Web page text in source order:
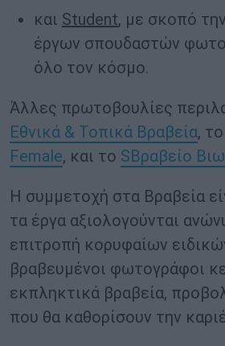
και Student, με σκοπό
έργων σπουδαστών
όλο τον κόσμο.
Άλλες πρωτοβουλίες
Εθνικά & Τοπικά Βραβεία,
Female, και το SΒραβείο
Η συμμετοχή στα Βραβεία
τα έργα αξιολογούνται
επιτροπή κορυφαίων
βραβευμένοι φωτογράφοι
εκπληκτικά βραβεία,
που θα καθορίσουν την